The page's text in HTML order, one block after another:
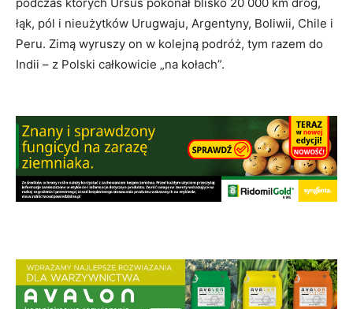
łąk, pól i nieużytków Urugwaju, Argentyny, Boliwii, Chile i
Peru. Zimą wyruszy on w kolejną podróż, tym razem do
Indii – z Polski całkowicie „na kołach”.